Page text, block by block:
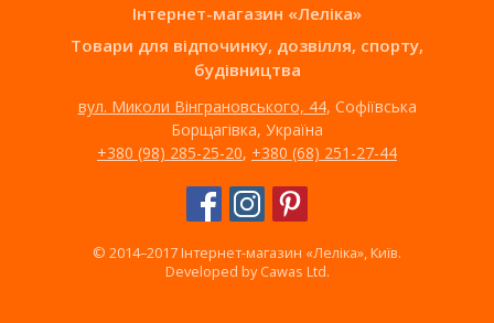
Інтернет-магазин «Леліка»
Товари для відпочинку, дозвілля, спорту,
будівництва
вул. Миколи Вінграновського, 44, Софіївська
Борщагівка, Україна
+380 (98) 285-25-20, +380 (68) 251-27-44
© 2014–2017 Інтернет-магазин «Леліка», Київ.
Developed byCawas Ltd.